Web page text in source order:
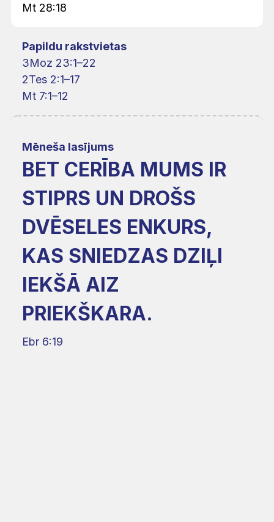
Mt 28:18
Papildu rakstvietas
3Moz 23:1–22
2Tes 2:1–17
Mt 7:1–12
Mēneša lasījums
BET CERĪBA MUMS IR
STIPRS UN DROŠS
DVĒSELES ENKURS,
KAS SNIEDZAS DZIĻI
IEKŠĀ AIZ
PRIEKŠKARA.
Ebr 6:19